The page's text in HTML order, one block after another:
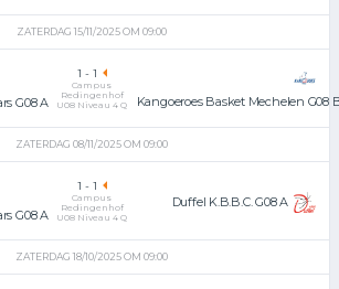
ZATERDAG 15/11/2025 OM 09:00
G08 A
1 - 1
Campus
Redingenhof
U08 Niveau 4 Q
Kangoeroes Basket Mechelen G08
ZATERDAG 08/11/2025 OM 09:00
G08 A
1 - 1
Campus
Redingenhof
U08 Niveau 4 Q
Duffel K.B.B.C. G08 A
ZATERDAG 18/10/2025 OM 09:00